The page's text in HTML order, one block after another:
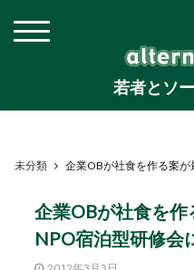
若者とソ
未分類 企業OBが社食を作る案
企業OBが社食を作
NPO宿泊型研修会